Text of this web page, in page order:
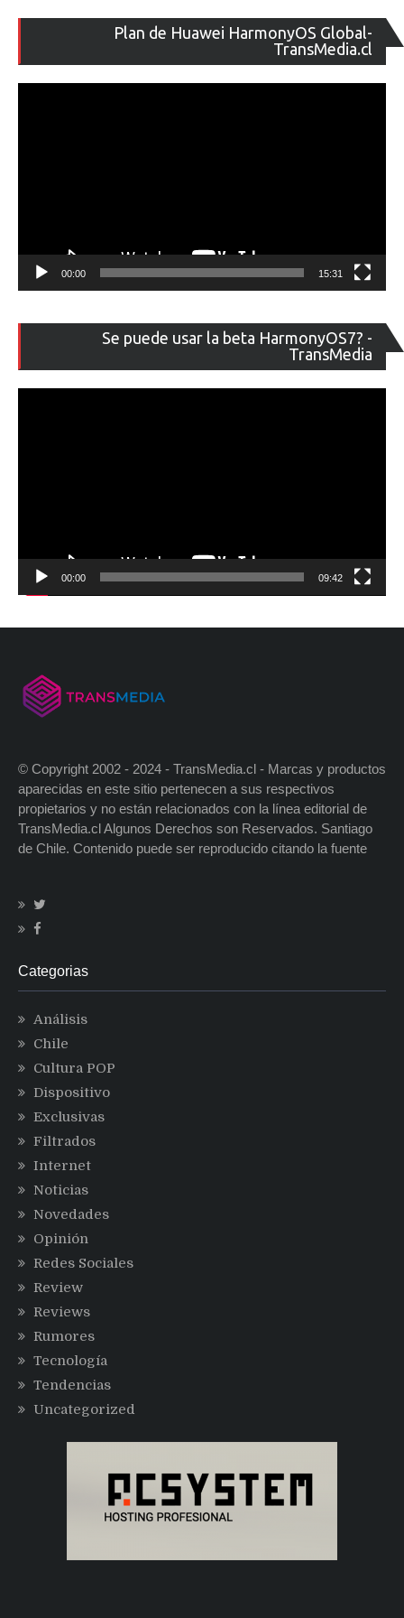
Plan de Huawei HarmonyOS Global-
TransMedia.cl
de
00:00 15:31
Se puede usar la beta HarmonyOS7? -
TransMedia
de
00:00 09:42
© Copyright 2002 - 2024 - TransMedia.cl - Marcas y productos
aparecidas en este sitio pertenecen a sus respectivos
propietarios y no están relacionados con la línea editorial de
TransMedia.cl Algunos Derechos son Reservados. Santiago
de Chile. Contenido puede ser reproducido citando la fuente
Categorias
Análisis
Chile
Cultura POP
Dispositivo
Exclusivas
Filtrados
Internet
Noticias
Novedades
Opinión
Redes Sociales
Review
Reviews
Rumores
Tecnología
Tendencias
Uncategorized